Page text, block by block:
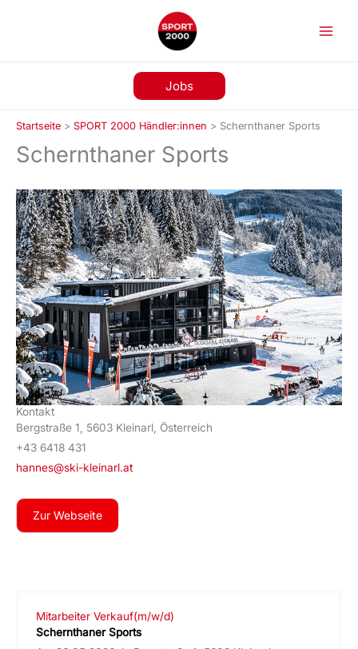
Jobs
Startseite > SPORT 2000 Händler:innen > Schernthaner Sports
Schernthaner Sports
Kontakt
Bergstraße 1, 5603 Kleinarl, Österreich
+43 6418 431
hannes@ski-kleinarl.at
Zur Webseite
Mitarbeiter Verkauf(m/w/d)
Schernthaner Sports